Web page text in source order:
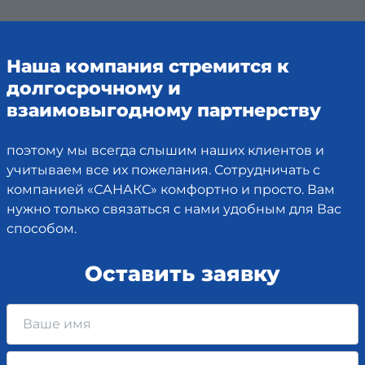
Наша компания стремится к
долгосрочному и
взаимовыгодному партнерству
поэтому мы всегда слышим наших клиентов и
учитываем все их пожелания. Сотрудничать с
компанией «САНАКС» комфортно и просто. Вам
нужно только связаться с нами удобным для Вас
способом.
Оставить заявку